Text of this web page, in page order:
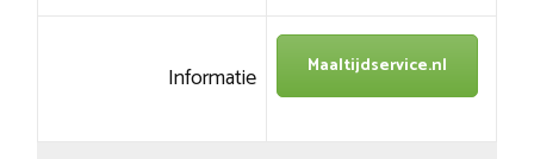
Informatie Maaltijdservice.nl